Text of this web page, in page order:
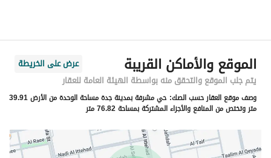
رقم المبنى
3471
الرقم الاضافي
6480
خط العرض
21.53915169096516
الموقع والأماكن القريبة
عرض على الخريطة
يتم جلب الموقع والتحقق منه بواسطة الهيئة العامة للعقار
وصف موقع العقار حسب الصك:
حي مشرفة بمدينة جدة مساحة الوحدة من الأرض 39.91
متر وتختص من المنافع والأجزاء المشتركة بمساحة 76.82 متر